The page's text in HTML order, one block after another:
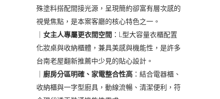
殊塗料搭配間接光源，呈現簡約卻富有層次感的
視覺焦點，是本案客廳的核心特色之一。
｜ 女主人專屬更衣間空間 ：L型大容量衣櫃配置
化妝桌與收納櫃體，兼具美感與機能性，是許多
台南老屋翻新推薦中少見的貼心設計。
｜ 廚房分區明確、家電整合性高 ：結合電器櫃、
收納櫃與一字型廚具，動線流暢、清潔便利，符